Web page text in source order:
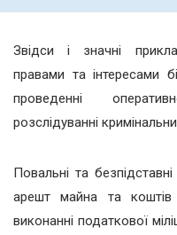
Звідси і значні
правами та інтересами
проведенні
розслідуванні
Повальні та
арешт майна та коштів
виконанні податкової